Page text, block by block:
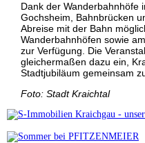
Dank der Wanderbahnhöfe
Gochsheim, Bahnbrücken
Abreise mit der Bahn
Wanderbahnhöfen sowie
zur Verfügung. Die
gleichermaßen dazu ein,
Stadtjubiläum gemeinsam
Foto: Stadt Kraichtal